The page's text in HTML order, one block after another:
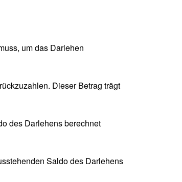
um das Darlehen
Dieser Betrag trägt
des Darlehens berechnet
Saldo des Darlehens